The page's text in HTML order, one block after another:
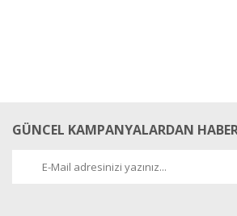
GÜNCEL KAMPANYALARDAN